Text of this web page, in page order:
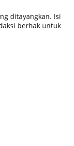
ditayangkan. Isi
berhak untuk